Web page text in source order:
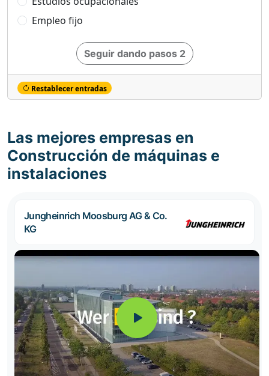
Empleo fijo
Seguir dando pasos 2
Restablecer entradas
Las mejores empresas en
Construcción de máquinas e
instalaciones
Jungheinrich Moosburg AG & Co.
KG